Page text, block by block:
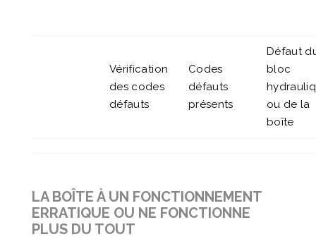
Vérification
des codes
défauts
Codes
défauts
présents
Défaut
bloc
ou de la
boîte
LA BOÎTE À UN FONCTIONNEMENT
ERRATIQUE OU NE FONCTIONNE
PLUS DU TOUT